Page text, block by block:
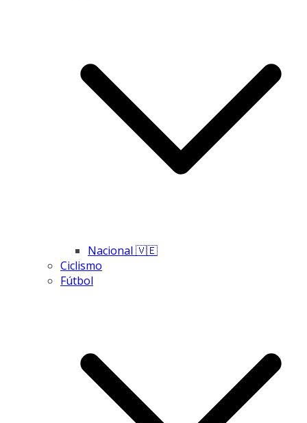
Nacional 🇻🇪
Ciclismo
Fútbol